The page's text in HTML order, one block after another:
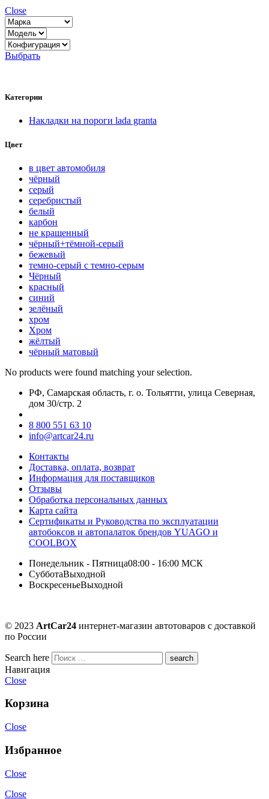
Close
Выбрать
Категории
Накладки на пороги lada granta
Цвет
в цвет автомобиля
чёрный
серый
серебристый
белый
карбон
нe кpaшeнный
чёрный+тёмной-серый
бежевый
темно-серый с темно-серым
Чёрный
красный
синий
зелёный
хром
Хром
жёлтый
чёрный матовый
No products were found matching your selection.
РФ, Самарская область, г. о. Тольятти, улица Северная,
дом 30/стр. 2
8 800 551 63 10
info@artcar24.ru
Контакты
Доставка, оплата, возврат
Информация для поставщиков
Отзывы
Обработка персональных данных
Карта сайта
Сертификаты и Руководства по эксплуатации
автобоксов и автопалаток брендов YUAGO и
COOLBOX
Понедельник - Пятница08:00 - 16:00 МСК
СубботаВыходной
ВоскресеньеВыходной
© 2023 ArtCar24 интернет-магазин автотоваров с доставкой
по России
Search here
Навигация
Close
Корзина
Close
Избранное
Close
Close